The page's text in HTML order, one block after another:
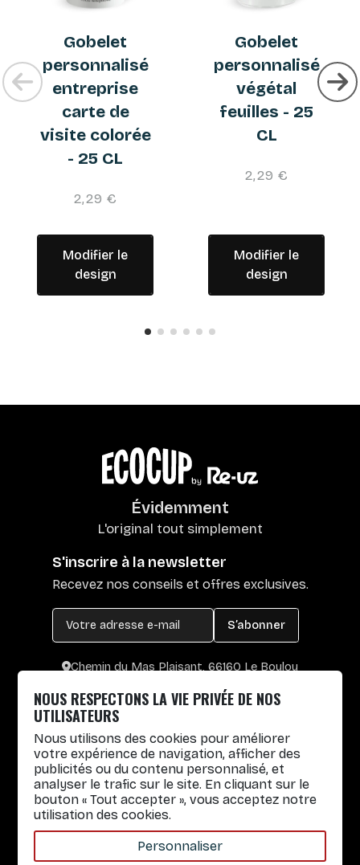
Gobelet
personnalisé
entreprise
carte de
visite colorée
- 25 CL
2,29 €
Modifier le
design
Gobelet
personnalisé
végétal
feuilles - 25
CL
2,29 €
Modifier le
design
Évidemment
L'original tout simplement
S'inscrire à la newsletter
Recevez nos conseils et offres exclusives.
S’abonner
Chemin du Mas Plaisant, 66160 Le Boulou
Lun. au Vend. : 8h30-12h30 / 14h-17h
Gobelets réutilisables
Infos pratiques
Liens rapides
Nos Services
NOUS RESPECTONS LA VIE PRIVÉE DE NOS
UTILISATEURS
Nous utilisons des cookies pour améliorer
votre expérience de navigation, afficher des
publicités ou du contenu personnalisé, et
analyser le trafic sur le site. En cliquant sur le
bouton « Tout accepter », vous acceptez notre
utilisation des cookies.
Personnaliser